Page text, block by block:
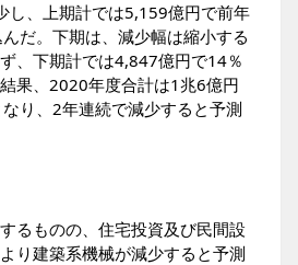
し、上期計では5,159億円で前年
だ。下期は、減少幅は縮小する
、下期計では4,847億円で14％
果、2020年度合計は1兆6億円
り、2年連続で減少すると予測
るものの、住宅投資及び民間設
り建築系機械が減少すると予測